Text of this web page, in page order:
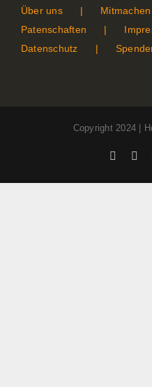
Über uns Mitmachen
Patenschaften
Datenschutz
Copyright 2024 |